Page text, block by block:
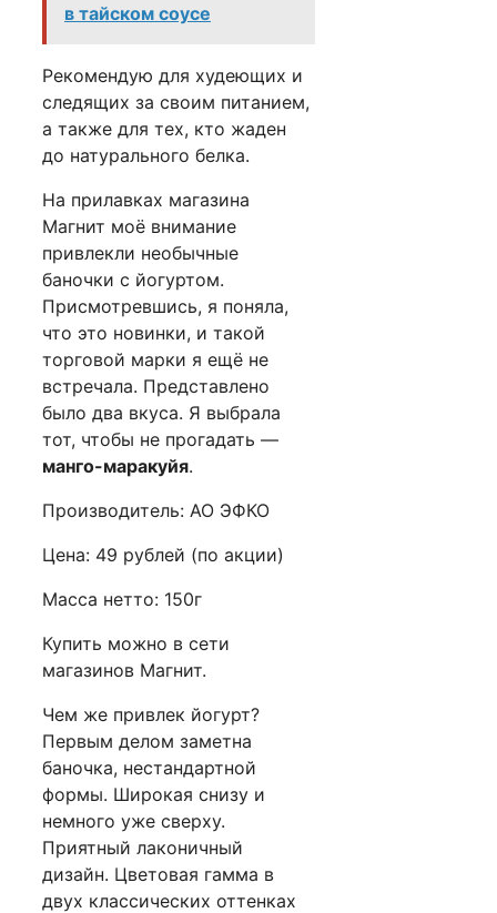
в тайском соусе
Рекомендую для худеющих и
следящих за своим питанием,
а также для тех, кто жаден
до натурального белка.
На прилавках магазина
Магнит моё внимание
привлекли необычные
баночки с йогуртом.
Присмотревшись, я поняла,
что это новинки, и такой
торговой марки я ещё не
встречала. Представлено
было два вкуса. Я выбрала
тот, чтобы не прогадать —
манго-маракуйя.
Производитель: АО ЭФКО
Цена: 49 рублей (по акции)
Масса нетто: 150г
Купить можно в сети
магазинов Магнит.
Чем же привлек йогурт?
Первым делом заметна
баночка, нестандартной
формы. Широкая снизу и
немного уже сверху.
Приятный лаконичный
дизайн. Цветовая гамма в
двух классических оттенках